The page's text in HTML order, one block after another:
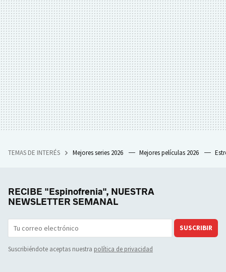
TEMAS DE INTERÉS Mejores series 2026 Mejores películas 2026
RECIBE "Espinofrenia", NUESTRA
NEWSLETTER SEMANAL
SUSCRIBIR
Suscribiéndote aceptas nuestra política de privacidad